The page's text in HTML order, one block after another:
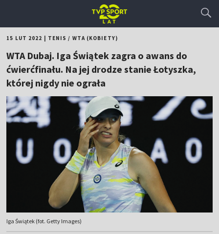
15 LUT 2022 TENIS / WTA (KOBIETY)
WTA Dubaj. Iga Świątek zagra o awans do
ćwierćfinału. Na jej drodze stanie Łotyszka,
której nigdy nie ograła
Iga Świątek (fot. Getty Images)